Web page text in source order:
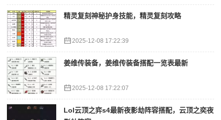
精灵复刻神秘护身技能，精灵复刻攻略
2025-12-08 17:22:39
姜维传装备，姜维传装备搭配一览表最新
2025-12-08 17:22:07
Lol云顶之弈s4最新夜影劫阵容搭配，云顶之奕夜